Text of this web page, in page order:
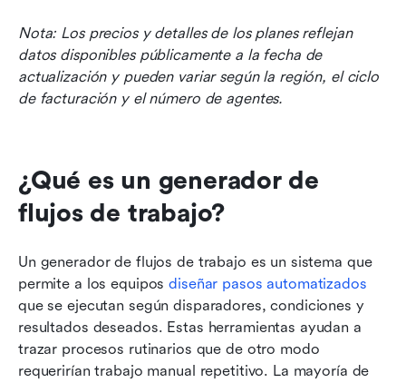
Nota: Los precios y detalles de los planes reflejan
datos disponibles públicamente a la fecha de
actualización y pueden variar según la región, el ciclo
de facturación y el número de agentes.
¿Qué es un generador de
flujos de trabajo?
Un generador de flujos de trabajo es un sistema que
permite a los equipos diseñar pasos automatizados
que se ejecutan según disparadores, condiciones y
resultados deseados. Estas herramientas ayudan a
trazar procesos rutinarios que de otro modo
requerirían trabajo manual repetitivo. La mayoría de